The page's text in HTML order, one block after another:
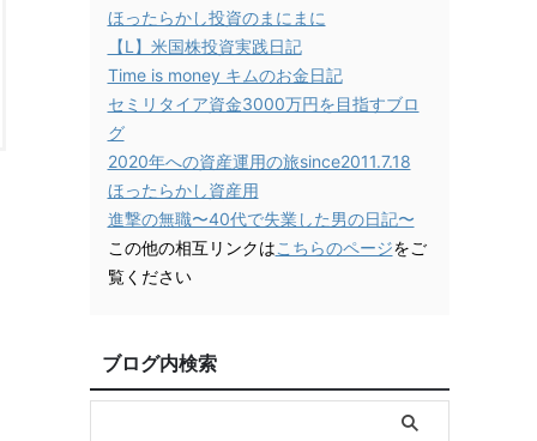
ほったらかし投資のまにまに
【L】米国株投資実践日記
Time is money キムのお金日記
セミリタイア資金3000万円を目指すブロ
グ
2020年への資産運用の旅since2011.7.18
ほったらかし資産用
進撃の無職〜40代で失業した男の日記〜
この他の相互リンクはこちらのページをご
覧ください
ブログ内検索